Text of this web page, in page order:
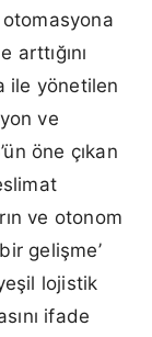
arttığını
ile yönetilen
ve
öne çıkan
ve otonom
gelişme’
lojistik
ifade